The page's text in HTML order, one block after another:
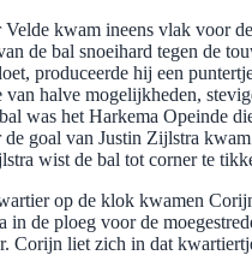
Velde kwam ineens vlak voor
de bal snoeihard tegen de
produceerde hij een
van halve mogelijkheden,
was het Harkema Opeinde
goal van Justin Zijlstra
wist de bal tot corner te
op de klok kwamen
in de ploeg voor de
Corijn liet zich in dat